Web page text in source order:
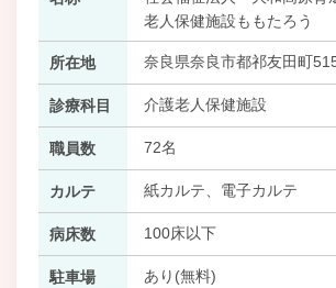
老人保健施設ももたろう
所在地 奈良県奈良市都祁友田町
診療科目 介護老人保健施設
職員数 72名
カルテ 紙カルテ、電子カルテ
病床数 100床以下
駐車場 あり(無料)